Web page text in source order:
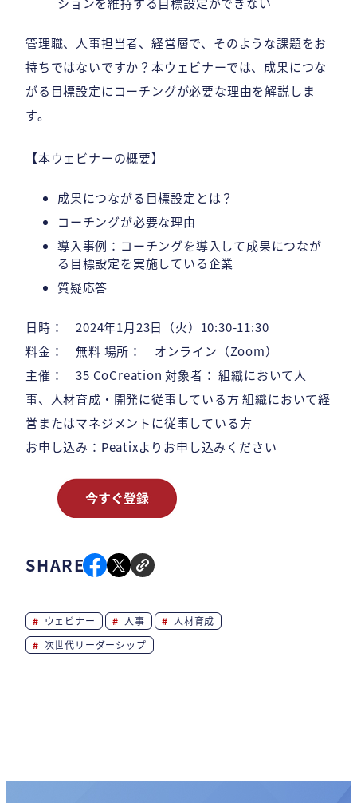
管理職、人事担当者、経営層で、そのような課題をお
持ちではないですか？本ウェビナーでは、成果につな
がる目標設定にコーチングが必要な理由を解説しま
す。
【本ウェビナーの概要】
成果につながる目標設定とは？
コーチングが必要な理由
導入事例：コーチングを導入して成果につなが
る目標設定を実施している企業
質疑応答
日時： 2024年1月23日（火）10:30-11:30
料金： 無料 場所： オンライン（Zoom）
主催： 35 CoCreation 対象者： 組織において人
事、人材育成・開発に従事している方 組織において経
営またはマネジメントに従事している方
お申し込み：Peatixよりお申し込みください
SHARE
ウェビナー 人事
人材育成
次世代リーダーシップ